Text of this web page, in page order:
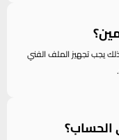
يجب تجهيز الملف الفني
الحساب؟